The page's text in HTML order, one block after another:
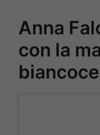
Anna
con la